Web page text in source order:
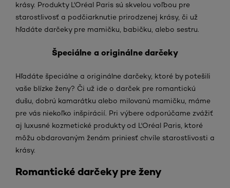
krásy. Produkty L'Oréal Paris sú skvelou voľbou pre
starostlivosť a podčiarknutie prirodzenej krásy, či už
hľadáte darčeky pre mamičku, babičku, alebo sestru.
Špeciálne a originálne darčeky
Hľadáte špeciálne a originálne darčeky, ktoré by potešili
vaše blízke ženy? Či už ide o darček pre romantickú
dušu, dobrú kamarátku alebo milovanú mamičku, máme
pre vás niekoľko inšpirácií. Pri výbere odporúčame zvážiť
aj luxusné kozmetické produkty od L'Oréal Paris, ktoré
môžu obdarovaným ženám priniesť chvíle starostlivosti a
krásy.
Romantické darčeky pre ženy